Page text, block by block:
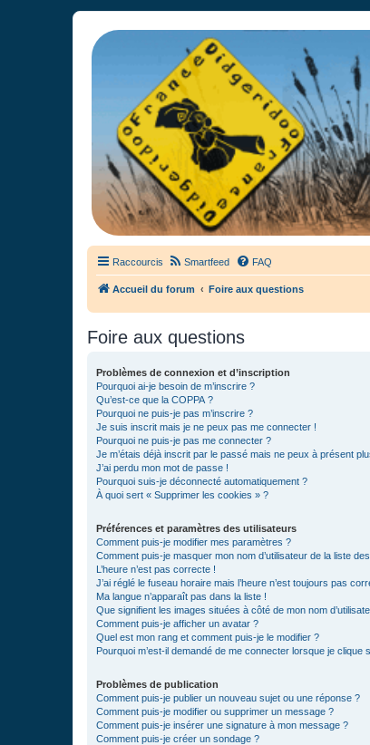
France Didgeridoo
Didgeridoo et Guimbarde sur France Didgeridoo - retrouvez la
Raccourcis Smartfeed FAQ
Accueil du forum Foire aux questions
Foire aux questions
Problèmes de connexion et d’inscription
Pourquoi ai-je besoin de m’inscrire ?
Qu’est-ce que la COPPA ?
Pourquoi ne puis-je pas m’inscrire ?
Je suis inscrit mais je ne peux pas me connecter !
Pourquoi ne puis-je pas me connecter ?
Je m’étais déjà inscrit par le passé mais ne peux à présent
J’ai perdu mon mot de passe !
Pourquoi suis-je déconnecté automatiquement ?
À quoi sert « Supprimer les cookies » ?
Préférences et paramètres des utilisateurs
Comment puis-je modifier mes paramètres ?
Comment puis-je masquer mon nom d’utilisateur de la liste
L’heure n’est pas correcte !
J’ai réglé le fuseau horaire mais l’heure n’est toujours pas
Ma langue n’apparaît pas dans la liste !
Que signifient les images situées à côté de mon nom
Comment puis-je afficher un avatar ?
Quel est mon rang et comment puis-je le modifier ?
Pourquoi m’est-il demandé de me connecter lorsque je clique
Problèmes de publication
Comment puis-je publier un nouveau sujet ou une réponse ?
Comment puis-je modifier ou supprimer un message ?
Comment puis-je insérer une signature à mon message ?
Comment puis-je créer un sondage ?